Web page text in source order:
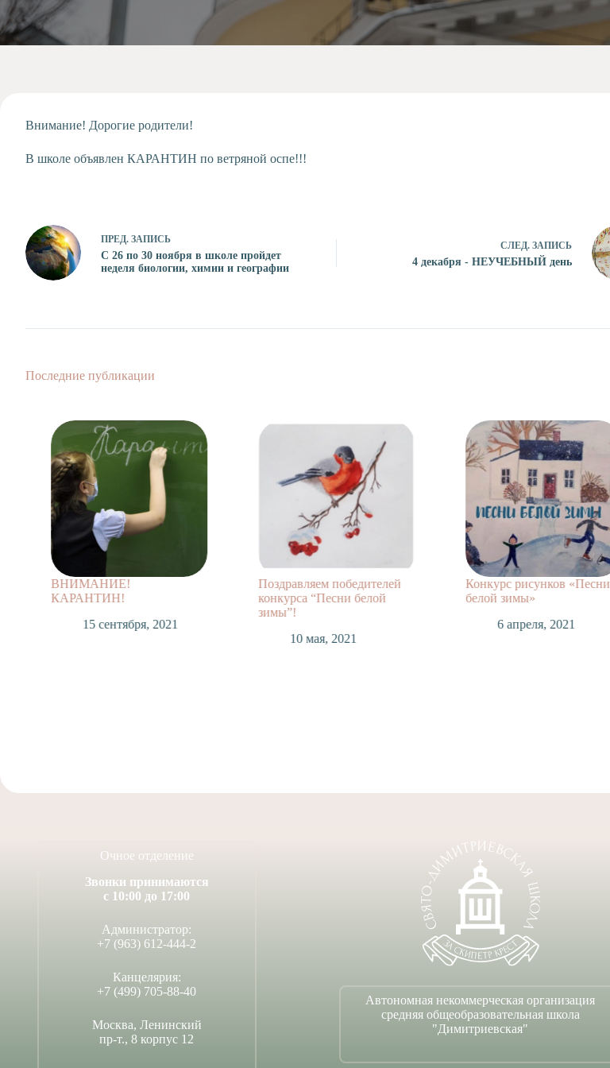
Проекты
отделение
Служба
Внимание! Дорогие родители!
В школе объявлен КАРАНТИН по ветряной оспе!!!
ПРЕД. ЗАПИСЬ
С 26 по 30 ноября в школе пройдет
неделя биологии, химии и географии
СЛЕД. ЗАПИСЬ
4 декабря - НЕУЧЕБНЫЙ день
Последние публикации
ВНИМАНИЕ!
КАРАНТИН!
15 сентября, 2021
Поздравляем победителей
конкурса “Песни белой
зимы”!
10 мая, 2021
Конкурс рисунков «Песни
белой зимы»
6 апреля, 2021
Очное отделение
Звонки принимаются
с 10:00 до 17:00
Администратор:
+7 (963) 612-444-2
Канцелярия:
+7 (499) 705-88-40
Москва, Ленинский
пр-т., 8 корпус 12
Автономная некоммерческая организация
средняя общеобразовательная школа
"Димитриевская"